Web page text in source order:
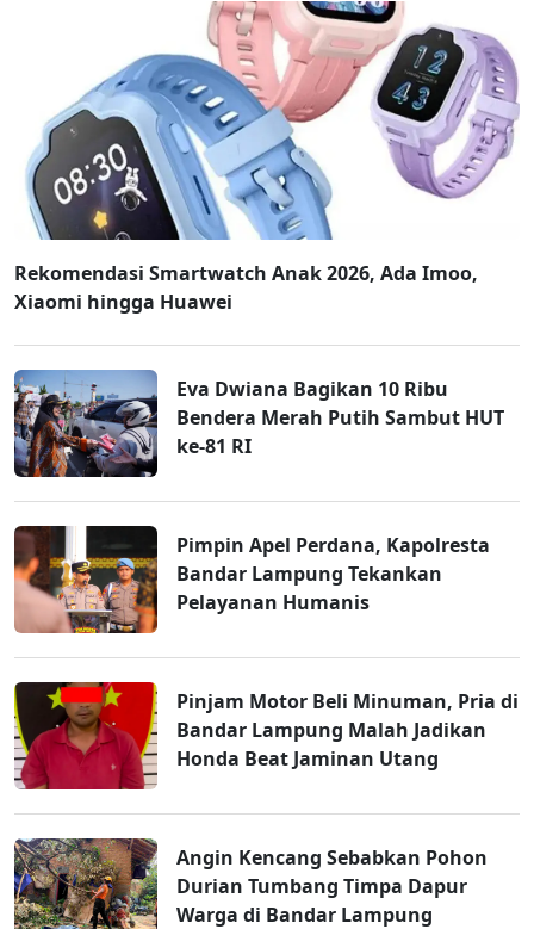
Rekomendasi Smartwatch Anak 2026, Ada Imoo,
Xiaomi hingga Huawei
Eva Dwiana Bagikan 10 Ribu
Bendera Merah Putih Sambut HUT
ke-81 RI
Pimpin Apel Perdana, Kapolresta
Bandar Lampung Tekankan
Pelayanan Humanis
Pinjam Motor Beli Minuman, Pria di
Bandar Lampung Malah Jadikan
Honda Beat Jaminan Utang
Angin Kencang Sebabkan Pohon
Durian Tumbang Timpa Dapur
Warga di Bandar Lampung